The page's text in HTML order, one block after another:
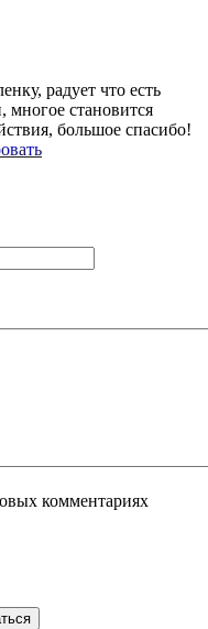
радует что есть
многое становится
большое спасибо!
комментариях